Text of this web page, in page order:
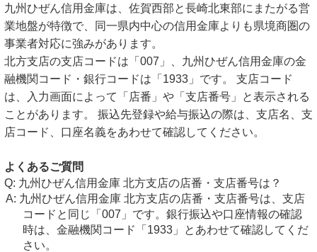
九州ひぜん信用金庫は、佐賀西部と長崎北東部にまたがる営
業地盤が特徴で、同一県内中心の信用金庫よりも県境商圏の
事業者対応に強みがあります。
北方支店の支店コードは「007」、九州ひぜん信用金庫の金
融機関コード・銀行コードは「1933」です。 支店コード
は、入力画面によって「店番」や「支店番号」と表示される
ことがあります。 振込先登録や給与振込の際は、支店名、支
店コード、口座名義をあわせて確認してください。
よくあるご質問
九州ひぜん信用金庫 北方支店の店番・支店番号は？
九州ひぜん信用金庫 北方支店の店番・支店番号は、支店
コードと同じ「007」です。銀行振込や口座情報の確認
時は、金融機関コード「1933」とあわせて確認してくだ
さい。